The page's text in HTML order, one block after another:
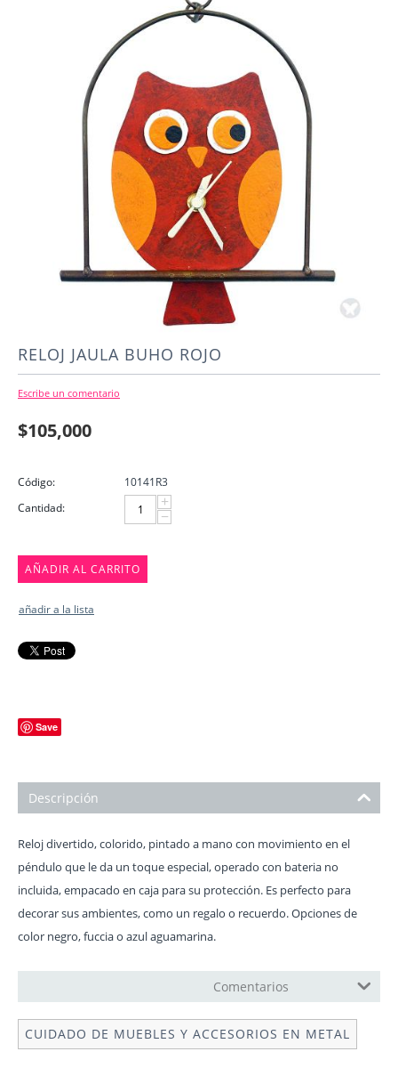
RELOJ JAULA BUHO ROJO
Escribe un comentario
$105,000
Código:
10141R3
Cantidad:
+
−
AÑADIR AL CARRITO
añadir a la lista
Save
Descripción
Reloj divertido, colorido, pintado a mano con movimiento en el
péndulo que le da un toque especial, operado con bateria no
incluida, empacado en caja para su protección. Es perfecto para
decorar sus ambientes, como un regalo o recuerdo. Opciones de
color negro, fuccia o azul aguamarina.
CUIDADO DE MUEBLES Y ACCESORIOS EN METAL
Comentarios